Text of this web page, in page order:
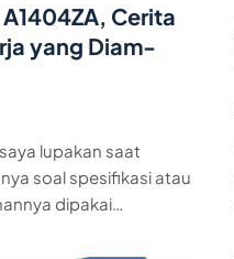
Cerita
yang Diam-
lupakan saat
soal spesifikasi atau
dipakai…